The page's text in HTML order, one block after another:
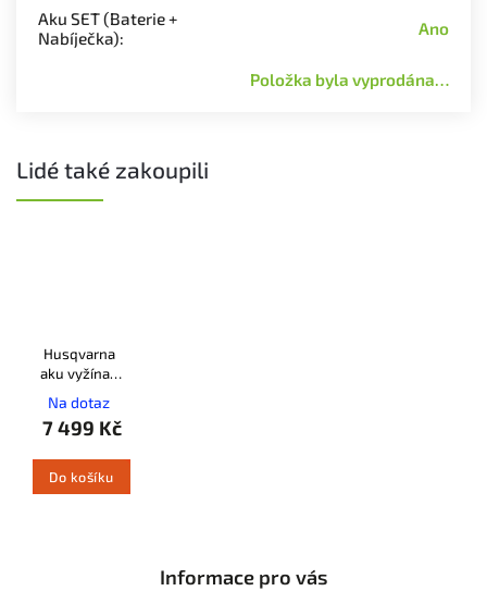
Aku SET (Baterie +
Nabíječka): Ano
Položka byla vyprodána…
Lidé také zakoupili
Husqvarna
aku vyžínač
115iL SET
Na dotaz
7 499 Kč
Do košíku
Informace pro vás